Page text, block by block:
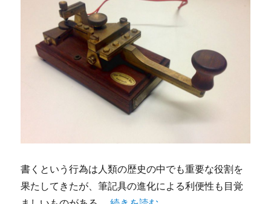
書くという行為は人類の歴史の中でも重要な役割を
果たしてきたが、筆記具の進化による利便性も目覚